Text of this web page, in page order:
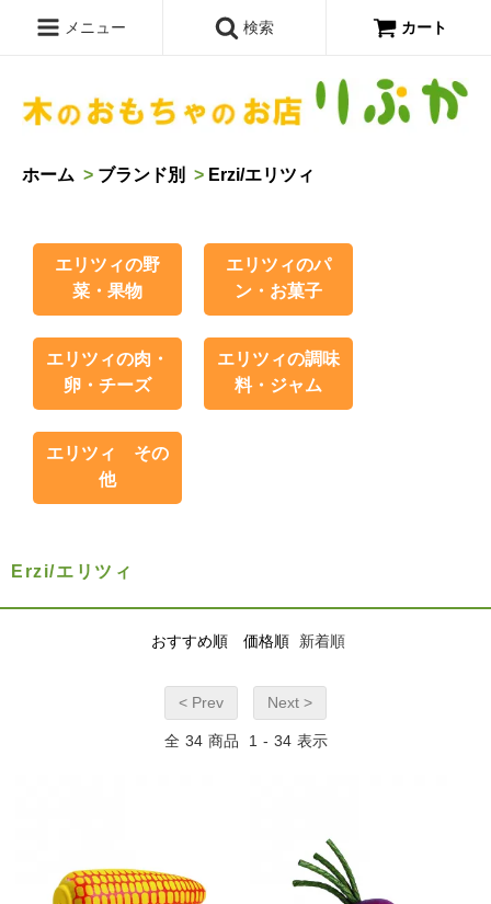
メニュー 検索 カート
ホーム > ブランド別 > Erzi/エリツィ
エリツィの野
菜・果物
エリツィのパ
ン・お菓子
エリツィの肉・
卵・チーズ
エリツィの調味
料・ジャム
エリツィ その
他
Erzi/エリツィ
おすすめ順 価格順 新着順
< Prev Next >
全 34 商品 1 - 34 表示